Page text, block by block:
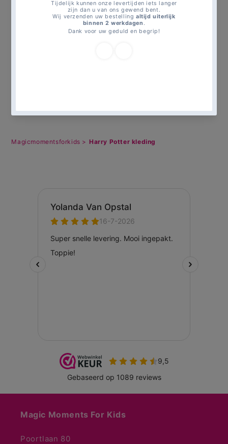
Harry Potter cadeau artikelen
Harry Potter feestartikelen
Magicmomentsforkids > Harry Potter kleding
Magic Moments For Kids
Poortlaan 80